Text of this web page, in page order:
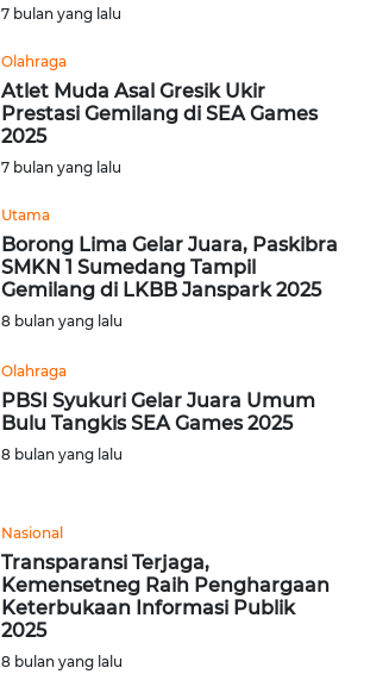
7 bulan yang lalu
Olahraga
Atlet Muda Asal Gresik Ukir
Prestasi Gemilang di SEA Games
2025
7 bulan yang lalu
Utama
Borong Lima Gelar Juara, Paskibra
SMKN 1 Sumedang Tampil
Gemilang di LKBB Janspark 2025
8 bulan yang lalu
Olahraga
PBSI Syukuri Gelar Juara Umum
Bulu Tangkis SEA Games 2025
8 bulan yang lalu
Nasional
Transparansi Terjaga,
Kemensetneg Raih Penghargaan
Keterbukaan Informasi Publik
2025
8 bulan yang lalu